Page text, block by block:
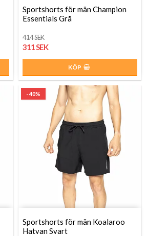
Sportshorts för män Champion
Essentials Grå
414 SEK
311 SEK
KÖP
- 40%
Sportshorts för män Koalaroo
Hatvan Svart